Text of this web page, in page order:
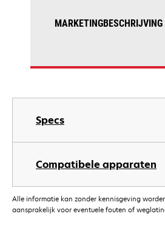
Specs
Compatibele apparaten
MARKETINGBESCHRIJVING
Alle informatie kan zonder kennisgeving
aansprakelijk voor eventuele fouten of